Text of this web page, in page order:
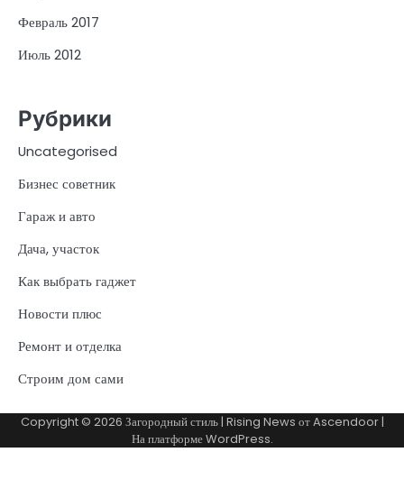
Февраль 2017
Июль 2012
Рубрики
Uncategorised
Бизнес советник
Гараж и авто
Дача, участок
Как выбрать гаджет
Новости плюс
Ремонт и отделка
Строим дом сами
Copyright © 2026 Загородный стиль| Rising News отAscendoor|
На платформеWordPress.